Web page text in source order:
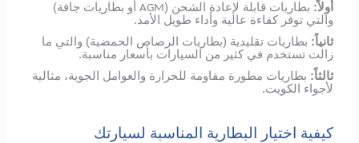
أولاً: بطاريات قابلة لإعادة الشحن (AGM أو بطاريات جافة)
والتي توفر كفاءة عالية وأداء طويل الأمد.
ثانياً: بطاريات تقليدية (بطاريات الرصاص الحمضية) والتي ما
زالت تستخدم في كثير من السيارات بأسعار مناسبة.
ثالثاً: بطاريات مطورة مقاومة للحرارة والعوامل الجوية، مثالية
لأجواء الكويت.
كيفية اختيار البطارية المناسبة لسيارتك